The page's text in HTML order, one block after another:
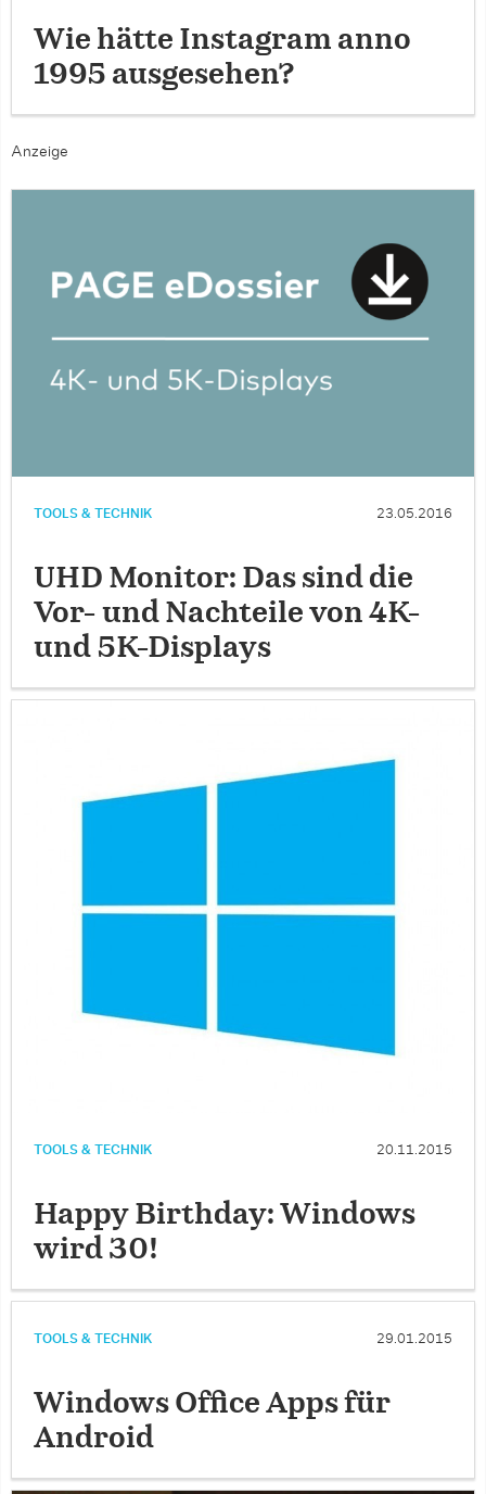
Wie hätte Instagram anno
1995 ausgesehen?
Anzeige
TOOLS & TECHNIK 23.05.2016
UHD Monitor: Das sind die
Vor- und Nachteile von 4K-
und 5K-Displays
TOOLS & TECHNIK 20.11.2015
Happy Birthday: Windows
wird 30!
TOOLS & TECHNIK 29.01.2015
Windows Office Apps für
Android